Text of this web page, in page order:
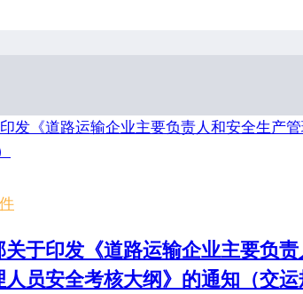
关于印发《道路运输企业主要负
员安全考核大纲》的通知（交运